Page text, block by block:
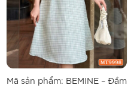
Mã sản phẩm: BEMINE – Đầm